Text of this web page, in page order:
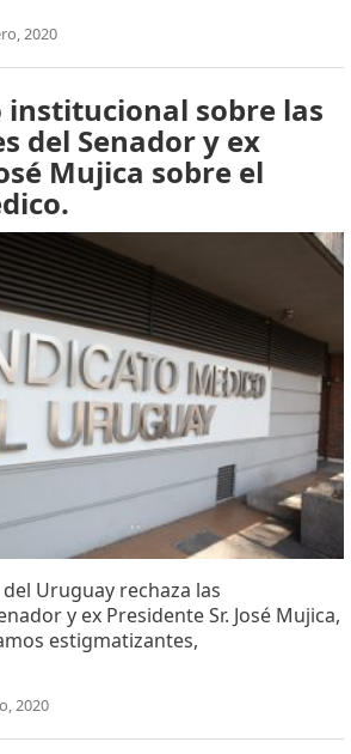
2020
institucional sobre las
del Senador y ex
Mujica sobre el
Uruguay rechaza las
y ex Presidente Sr. José Mujica,
estigmatizantes,
2020